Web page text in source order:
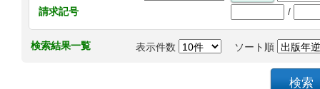
請求記号
/
検索結果一覧 表示件数 ソート順